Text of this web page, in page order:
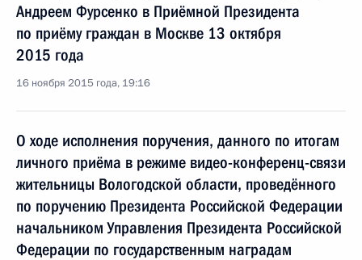
Андреем Фурсенко в Приёмной Президента
по приёму граждан в Москве 13 октября
2015 года
16 ноября 2015 года, 19:16
О ходе исполнения поручения, данного по итогам
личного приёма в режиме видео-конференц-связи
жительницы Вологодской области, проведённого
по поручению Президента Российской Федерации
начальником Управления Президента Российской
Федерации по государственным наградам